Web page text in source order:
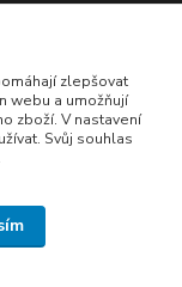
zlepšovat
webu a umožňují
zboží. V nastavení
Svůj souhlas